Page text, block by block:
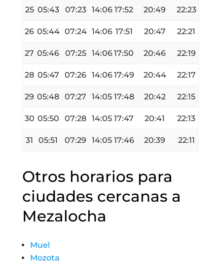
25 05:43 07:23 14:06 17:52 20:49 22:23
26 05:44 07:24 14:06 17:51 20:47 22:21
27 05:46 07:25 14:0617:50 20:46 22:19
28 05:47 07:26 14:0617:49 20:44 22:17
29 05:48 07:27 14:05 17:48 20:42 22:15
30 05:50 07:28 14:05 17:47 20:41 22:13
31 05:51 07:29 14:05 17:46 20:39 22:11
Otros horarios para
ciudades cercanas a
Mezalocha
Muel
Mozota